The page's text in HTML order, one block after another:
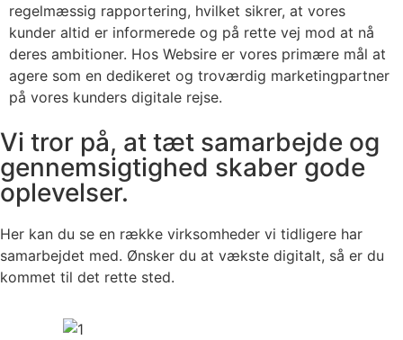
regelmæssig rapportering, hvilket sikrer, at vores
kunder altid er informerede og på rette vej mod at nå
deres ambitioner. Hos Websire er vores primære mål at
agere som en dedikeret og troværdig marketingpartner
på vores kunders digitale rejse.
Vi tror på, at tæt samarbejde og
gennemsigtighed skaber gode
oplevelser.
Her kan du se en række virksomheder vi tidligere har
samarbejdet med. Ønsker du at vækste digitalt, så er du
kommet til det rette sted.